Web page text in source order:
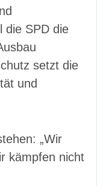
die SPD die
setzt die
und
„Wir
kämpfen nicht